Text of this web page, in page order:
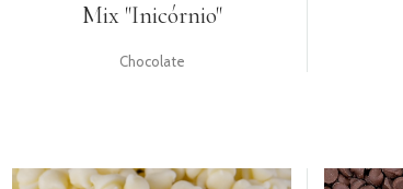
Mix "Inicórnio"
Chocolate